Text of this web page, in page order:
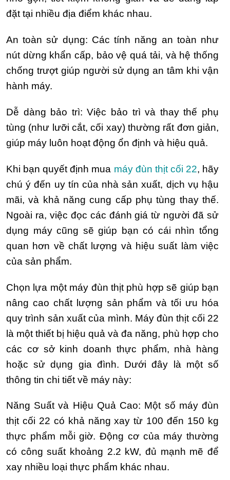
đặt tại nhiều địa điểm khác nhau.
An toàn sử dụng: Các tính năng an toàn như
nút dừng khẩn cấp, bảo vệ quá tải, và hệ thống
chống trượt giúp người sử dụng an tâm khi vận
hành máy.
Dễ dàng bảo trì: Việc bảo trì và thay thế phụ
tùng (như lưỡi cắt, cối xay) thường rất đơn giản,
giúp máy luôn hoạt động ổn định và hiệu quả.
Khi bạn quyết định mua máy đùn thịt cối 22, hãy
chú ý đến uy tín của nhà sản xuất, dịch vụ hậu
mãi, và khả năng cung cấp phụ tùng thay thế.
Ngoài ra, việc đọc các đánh giá từ người đã sử
dụng máy cũng sẽ giúp bạn có cái nhìn tổng
quan hơn về chất lượng và hiệu suất làm việc
của sản phẩm.
Chọn lựa một máy đùn thịt phù hợp sẽ giúp bạn
nâng cao chất lượng sản phẩm và tối ưu hóa
quy trình sản xuất của mình. Máy đùn thịt cối 22
là một thiết bị hiệu quả và đa năng, phù hợp cho
các cơ sở kinh doanh thực phẩm, nhà hàng
hoặc sử dụng gia đình. Dưới đây là một số
thông tin chi tiết về máy này:
Năng Suất và Hiệu Quả Cao: Một số máy đùn
thịt cối 22 có khả năng xay từ 100 đến 150 kg
thực phẩm mỗi giờ. Động cơ của máy thường
có công suất khoảng 2.2 kW, đủ mạnh mẽ để
xay nhiều loại thực phẩm khác nhau.